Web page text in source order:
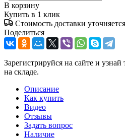
В корзину
Купить в 1 клик
Стоимость доставки
Поделиться
Зарегистрируйся на сайте и узнай
на складе.
Описание
Как купить
Видео
Отзывы
Задать вопрос
Наличие